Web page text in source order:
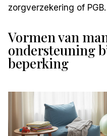
zorgverzekering of PGB.
Vormen van
ondersteuning
beperking